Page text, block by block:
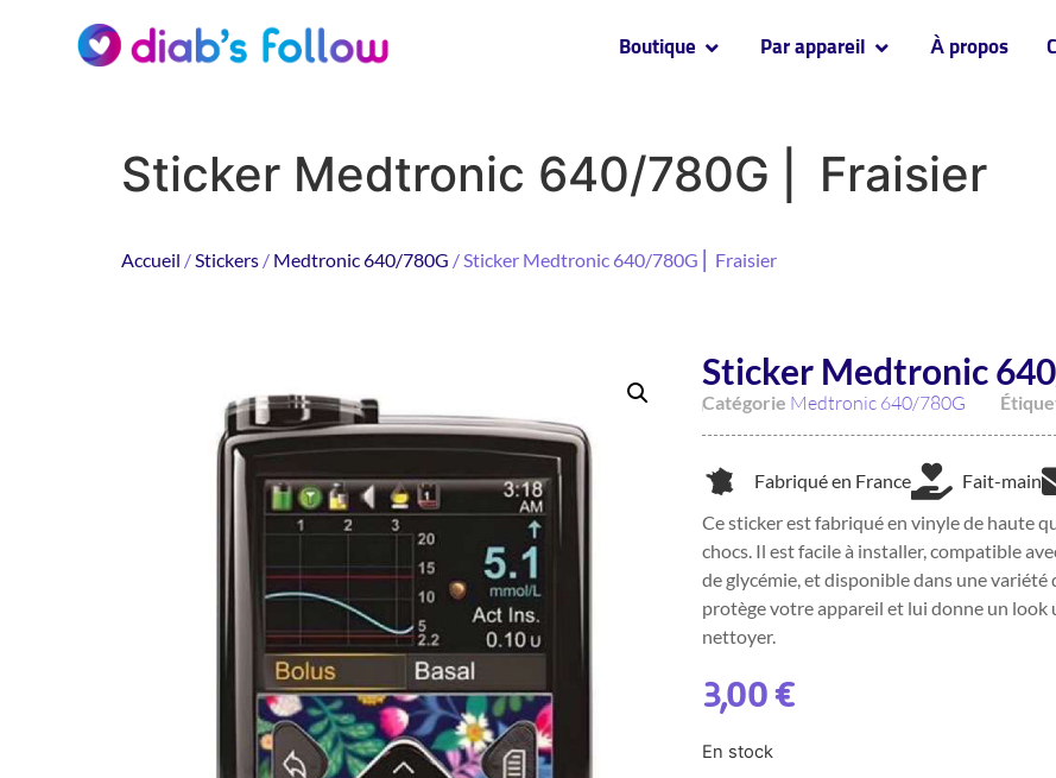
Boutique Par appareil À propos
Sticker Medtronic 640/780G ⎜ Fraisier
Accueil /Stickers / Medtronic 640/780G / Sticker Medtronic 640/780G ⎜ Fraisier
Sticker Medtronic
Catégorie Medtronic 640/780G
Fabriqué en France Fait-main
Ce sticker est fabriqué en vinyle de haute
chocs. Il est facile à installer, compatible
de glycémie, et disponible dans une variété
protège votre appareil et lui donne un look
nettoyer.
3,00€
En stock